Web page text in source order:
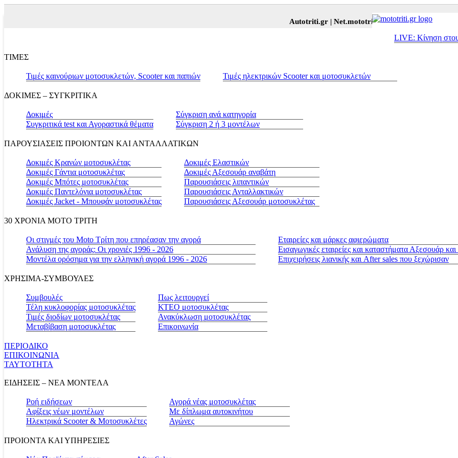
Autotriti.gr |Net.mototriti.gr |Προϊόντα & Υπηρεσίες
LIVE: Κίνηση
ΤΙΜΕΣ
Τιμές καινούριων μοτοσυκλετών, Scooter και παπιών Τιμές ηλεκτρικών Scooter και μοτοσυκλετών
ΔΟΚΙΜΕΣ – ΣΥΓΚΡΙΤΙΚΑ
Δοκιμές
Συγκριτικά test και Αγοραστικά θέματα
Σύγκριση ανά κατηγορία
Σύγκριση 2 ή 3 μοντέλων
ΠΑΡΟΥΣΙΑΣΕΙΣ ΠΡΟΙΟΝΤΩΝ ΚΑΙ ΑΝΤΑΛΛΑΤΙΚΩΝ
Δοκιμές Κρανών μοτοσυκλέτας
Δοκιμές Γάντια μοτοσυκλέτας
Δοκιμές Μπότες μοτοσυκλέτας
Δοκιμές Παντελόνια μοτοσυκλέτας
Δοκιμές Jacket - Μπουφάν μοτοσυκλέτας
Δοκιμές Ελαστικών
Δοκιμές Αξεσουάρ αναβάτη
Παρουσιάσεις λιπαντικών
Παρουσιάσεις Ανταλλακτικών
Παρουσιάσεις Αξεσουάρ μοτοσυκλέτας
30 ΧΡΟΝΙΑ MOTO ΤΡΙΤΗ
Οι στιγμές του Moto Τρίτη που επηρέασαν την αγορά
Ανάλυση της αγοράς: Οι χρονιές 1996 - 2026
Μοντέλα ορόσημα για την ελληνική αγορά 1996 - 2026
Εταιρείες και μάρκες αφιερώματα
Εισαγωγικές εταιρείες και καταστήματα Αξεσουάρ
Επιχειρήσεις λιανικής και After sales που ξεχώρισαν
ΧΡΗΣΙΜΑ-ΣΥΜΒΟΥΛΕΣ
Συμβουλές
Τέλη κυκλοφορίας μοτοσυκλέτας
Τιμές διοδίων μοτοσυκλέτας
Μεταβίβαση μοτοσυκλέτας
Πως λειτουργεί
ΚΤΕΟ μοτοσυκλέτας
Ανακύκλωση μοτοσυκλέτας
Επικοινωνία
ΠΕΡΙΟΔΙΚΟ
ΕΠΙΚΟΙΝΩΝΙΑ
ΤΑΥΤΟΤΗΤΑ
ΕΙΔΗΣΕΙΣ – ΝΕΑ ΜΟΝΤΕΛΑ
Ροή ειδήσεων
Αφίξεις νέων μοντέλων
Ηλεκτρικά Scooter & Μοτοσυκλέτες
Αγορά νέας μοτοσυκλέτας
Με δίπλωμα αυτοκινήτου
Αγώνες
ΠΡΟΙΟΝΤΑ ΚΑΙ ΥΠΗΡΕΣΙΕΣ